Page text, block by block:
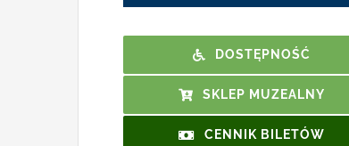
DOSTĘPNOŚĆ
SKLEP MUZEALNY
CENNIK BILETÓW